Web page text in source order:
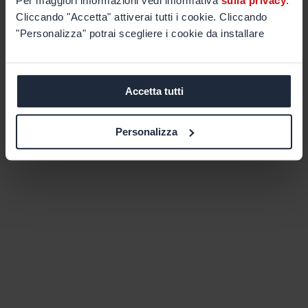
Cliccando "Accetta" attiverai tutti i cookie. Cliccando
"Personalizza" potrai scegliere i cookie da installare
Accetta tutti
Personalizza